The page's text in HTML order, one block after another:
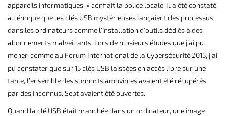
appareils informatiques. » confiait la police locale. Il a été constaté
à l’époque que les clés USB mystérieuses lançaient des processus
dans les ordinateurs comme l’installation d’outils dédiés à des
abonnements malveillants. Lors de plusieurs études que j’ai pu
mener, comme au Forum International de la Cybersécurité 2015, j’ai
pu constater que sur 15 clés USB laissées en accès libre sur une
table, l’ensemble des supports amovibles avaient été récupérés
par des inconnus. Sept avaient été ouvertes.
Quand la clé USB était branchée dans un ordinateur, une image